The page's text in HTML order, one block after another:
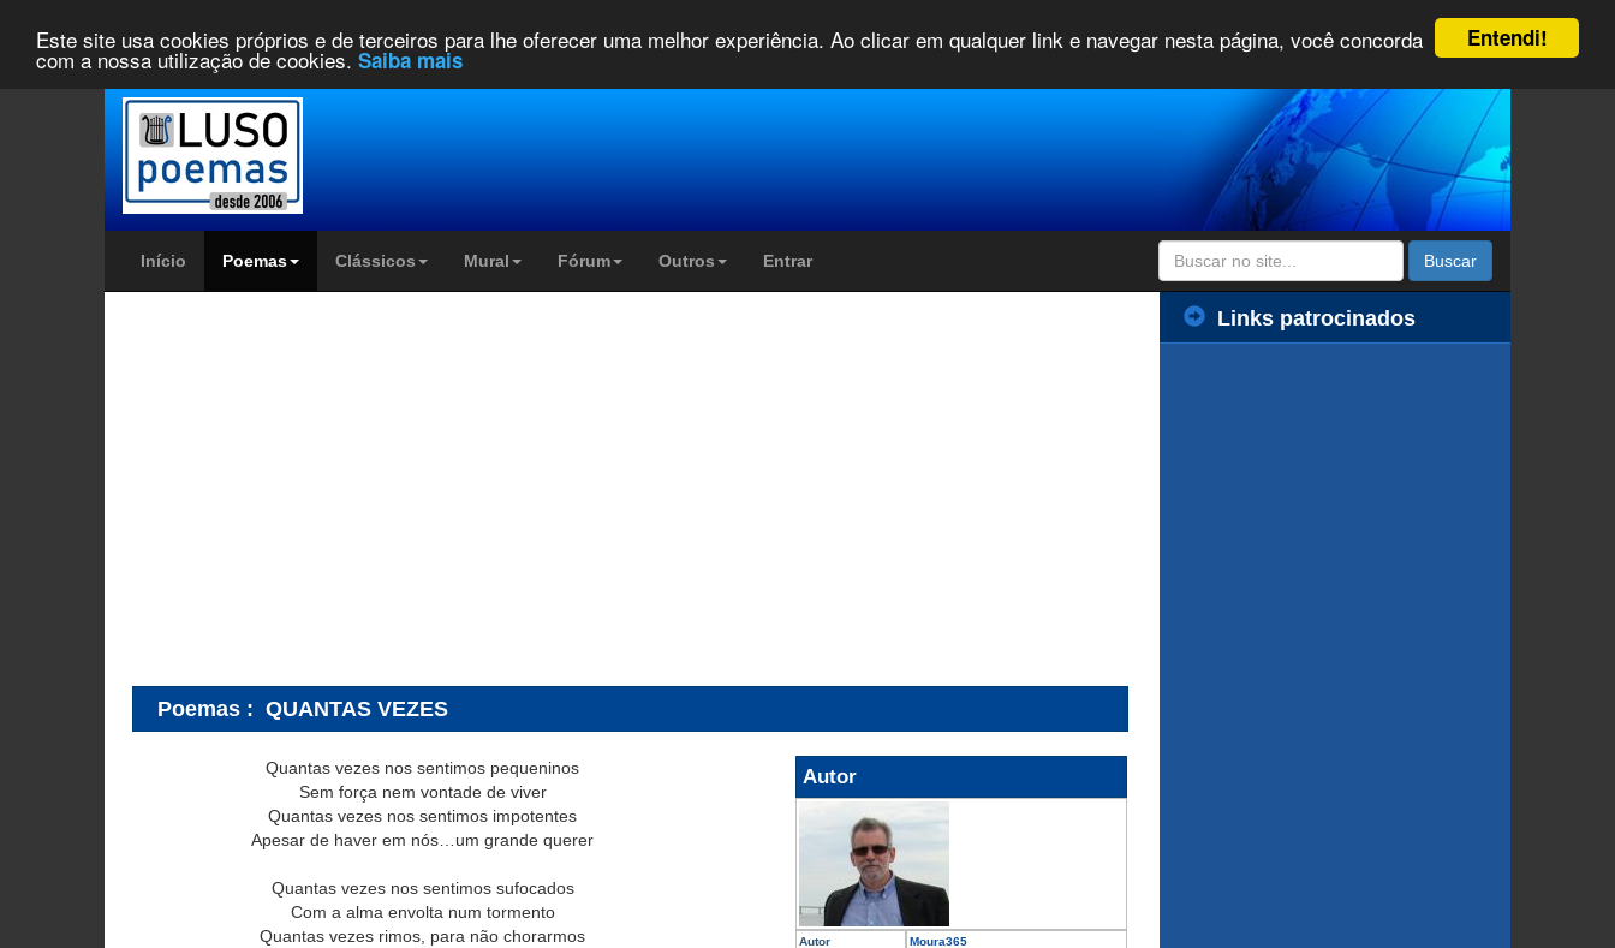
Entendi!
Este site usa cookies próprios e de terceiros para lhe oferecer uma melhor experiência. Ao clicar em qualquer link e navegar nesta página, você concorda
com a nossa utilização de cookies. Saiba mais
Início Poemas Clássicos Mural Fórum Outros Entrar Buscar
Poemas : QUANTAS VEZES
Quantas vezes nos sentimos pequeninos
Sem força nem vontade de viver
Quantas vezes nos sentimos impotentes
Apesar de haver em nós…um grande querer
Quantas vezes nos sentimos sufocados
Com a alma envolta num tormento
Quantas vezes rimos, para não chorarmos
Autor
Autor Moura365
Links patrocinados